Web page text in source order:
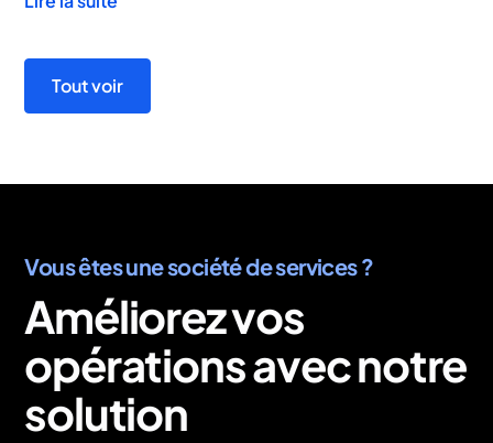
Tout voir
Vous êtes une société de services ?
Améliorez vos
opérations avec notre
solution